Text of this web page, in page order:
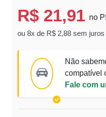
R$ 21,91 no
ou 8x de R$ 2,88 sem juros
Não
compatível
Fale com